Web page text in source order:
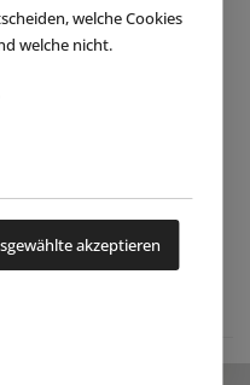
welche Cookies
welche nicht.
akzeptieren